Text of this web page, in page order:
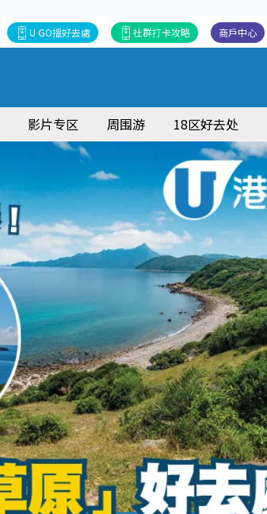
商戶中心
社群打卡攻略
U GO搵好去處
影片专区 周围游 18区好去处